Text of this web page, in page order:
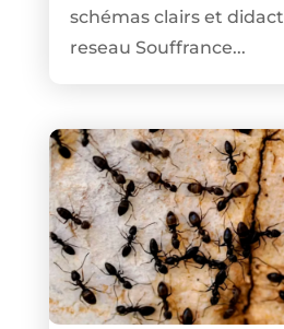
schémas clairs et
reseau Souffrance...